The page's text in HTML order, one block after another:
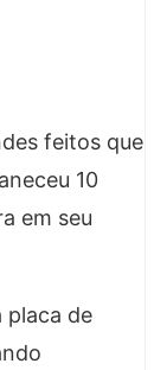
feitos que
10
em seu
placa de